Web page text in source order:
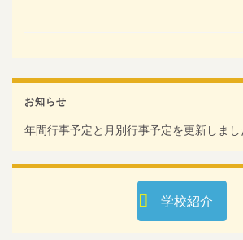
お知らせ
年間行事予定と月別行事予定を更新しまし
学校紹介